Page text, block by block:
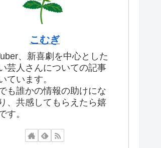
こむぎ
、新喜劇を中心とした
芸人さんについての記事
ています。
も誰かの情報の助けにな
、共感してもらえたら嬉
す。